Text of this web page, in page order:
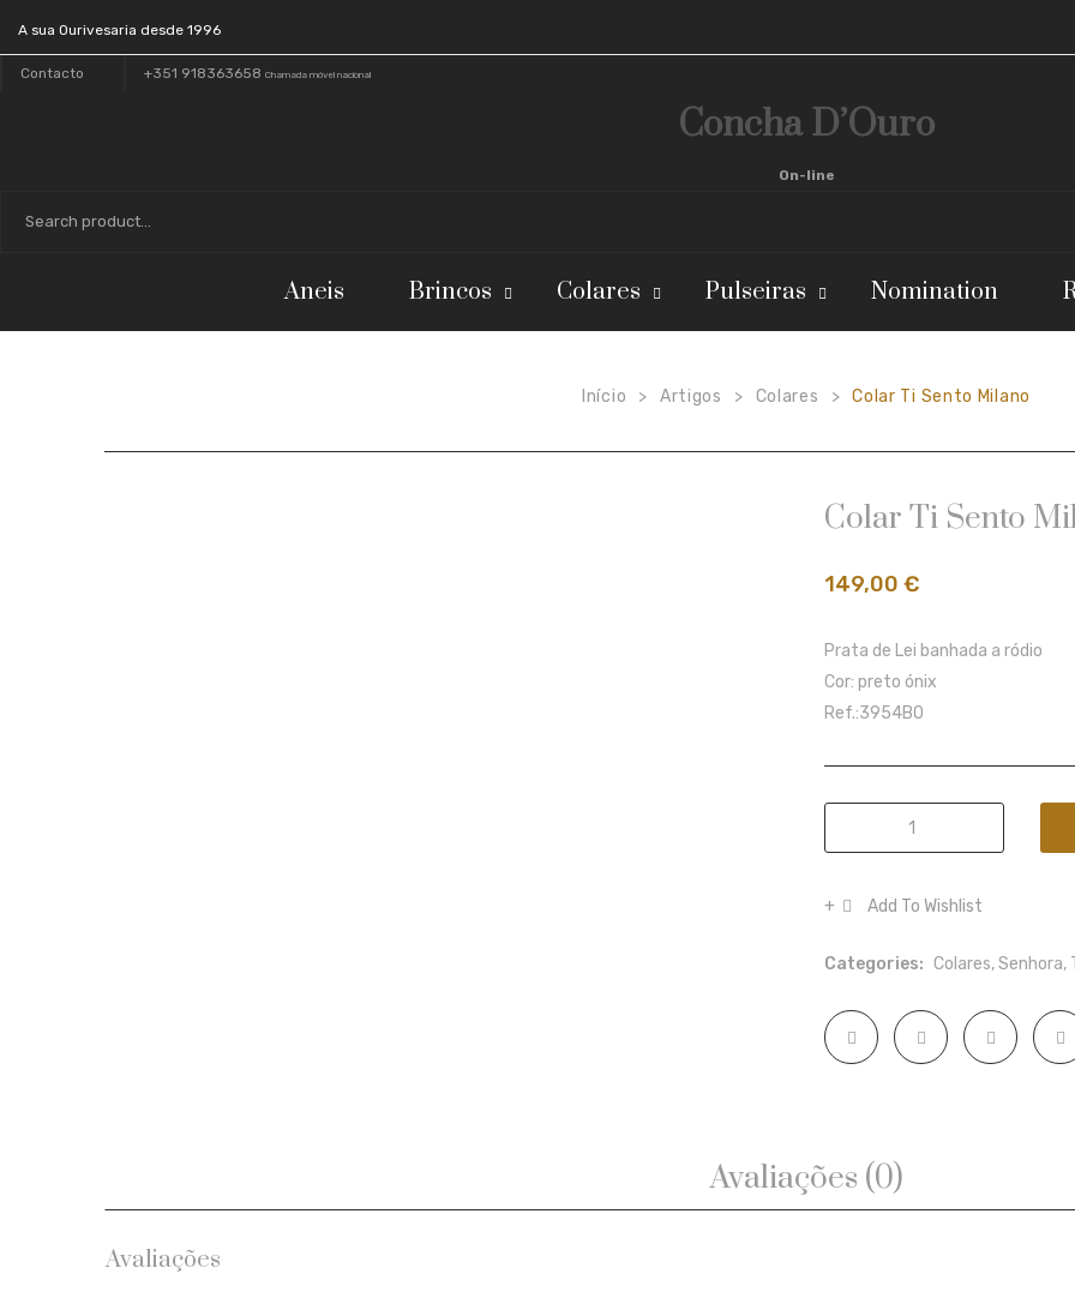
A sua Ourivesaria desde 1996
Contacto +351 918363658 Chamada móvel nacional
Concha D’Ouro
On-line
Aneis Brincos Colares Pulseiras Nomination
Início > Artigos > Colares > Colar Ti Sento Milano
Colar Ti Sento
149,00 €
Prata de Lei banhada a ródio
Cor: preto ónix
Ref.:3954BO
Ti
MilanoAdd To Wishlist
Categories: Colares,Senhora,
Avaliações (0)
Avaliações